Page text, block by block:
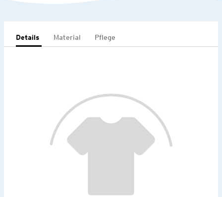
Details Material Pflege